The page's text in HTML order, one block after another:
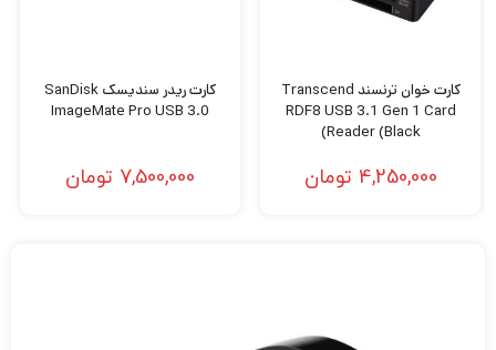
کارت خوان ترنسند Transcend
RDF8 USB 3.1 Gen 1 Card
Reader (Black)
4,250,000 تومان
کارت ریدر سندیسک SanDisk
ImageMate Pro USB 3.0
7,500,000 تومان